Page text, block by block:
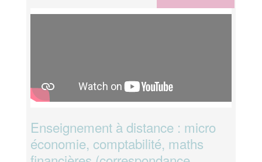
Enseignement à distance : micro
économie, comptabilité, maths